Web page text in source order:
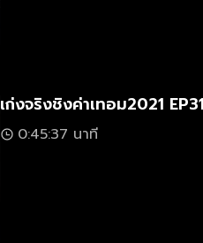
เก่งจริงชิงค่าเทอม2021
0:45:37 นาที